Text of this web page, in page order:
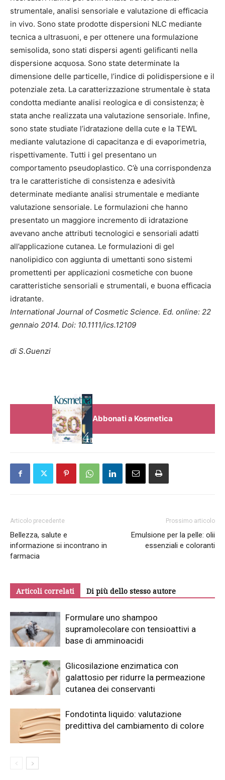
strumentale, analisi sensoriale e valutazione di efficacia
in vivo. Sono state prodotte dispersioni NLC mediante
tecnica a ultrasuoni, e per ottenere una formulazione
semisolida, sono stati dispersi agenti gelificanti nella
dispersione acquosa. Sono state determinate la
dimensione delle particelle, l’indice di polidispersione e il
potenziale zeta. La caratterizzazione strumentale è stata
condotta mediante analisi reologica e di consistenza; è
stata anche realizzata una valutazione sensoriale. Infine,
sono state studiate l’idratazione della cute e la TEWL
mediante valutazione di capacitanza e di evaporimetria,
rispettivamente. Tutti i gel presentano un
comportamento pseudoplastico. C’è una corrispondenza
tra le caratteristiche di consistenza e adesività
determinate mediante analisi strumentale e mediante
valutazione sensoriale. Le formulazioni che hanno
presentato un maggiore incremento di idratazione
avevano anche attributi tecnologici e sensoriali adatti
all’applicazione cutanea. Le formulazioni di gel
nanolipidico con aggiunta di umettanti sono sistemi
promettenti per applicazioni cosmetiche con buone
caratteristiche sensoriali e strumentali, e buona efficacia
idratante.
International Journal of Cosmetic Science. Ed. online: 22
gennaio 2014. Doi: 10.1111/ics.12109
di S.Guenzi
Abbonati a Kosmetica
Articolo precedente
Bellezza, salute e
informazione si incontrano in
farmacia
Prossimo articolo
Emulsione per la pelle: olii
essenziali e coloranti
Articoli correlati Di più dello stesso autore
Formulare uno shampoo
supramolecolare con tensioattivi a
base di amminoacidi
Glicosilazione enzimatica con
galattosio per ridurre la permeazione
cutanea dei conservanti
Fondotinta liquido: valutazione
predittiva del cambiamento di colore